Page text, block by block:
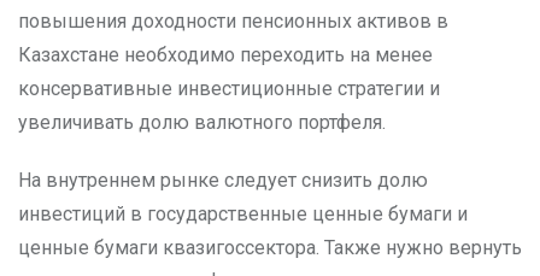
повышения доходности пенсионных активов в
Казахстане необходимо переходить на менее
консервативные инвестиционные стратегии и
увеличивать долю валютного портфеля.
На внутреннем рынке следует снизить долю
инвестиций в государственные ценные бумаги и
ценные бумаги квазигоссектора. Также нужно вернуть